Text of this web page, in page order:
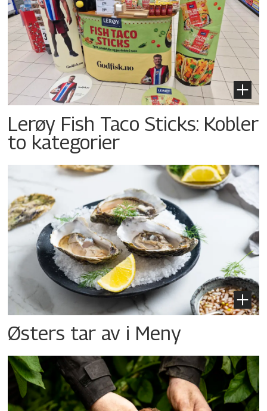
Lerøy Fish Taco Sticks: Kobler
to kategorier
Østers tar av i Meny